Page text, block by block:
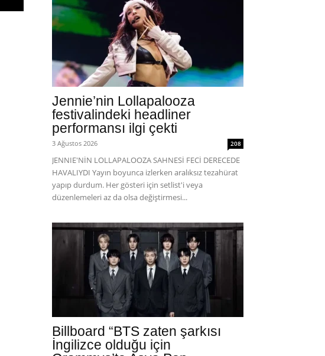
Jennie’nin Lollapalooza
festivalindeki headliner
performansı ilgi çekti
3 Ağustos 2026 208
JENNIE'NİN LOLLAPALOOZA SAHNESİ FECİ DERECEDE
HAVALIYDI Yayın boyunca izlerken aralıksız tezahürat
yapıp durdum. Her gösteri için setlist'i veya
düzenlemeleri az da olsa değiştirmesi...
Billboard “BTS zaten şarkısı
İngilizce olduğu için